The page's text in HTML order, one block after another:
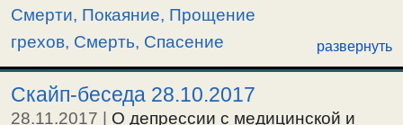
смертью. О перечислении грехов на исповеди,
ложной надежде, и когда Бог прощает грехи. О
борьбе с душевным сладострастием. Ложное
подвизание, неправильная духовная жизнь,
при наличии исповеди и Причастия заведет в
Смерти, Покаяние, Прощение
грехов, Смерть, Спасение развернуть
Скайп-беседа 28.10.2017
28.11.2017 | О депрессии с медицинской и